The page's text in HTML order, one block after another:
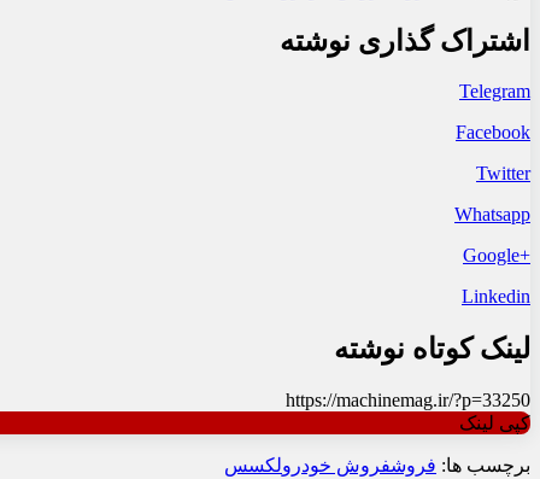
اشتراک گذاری نوشته
Telegram
Facebook
Twitter
Whatsapp
+Google
Linkedin
لینک کوتاه نوشته
https://machinemag.ir/?p=33250
کپی لینک
برچسب ها: فروشفروش خودرولکسس